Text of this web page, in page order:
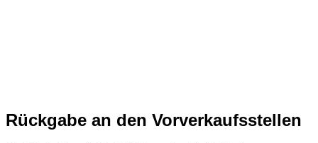
Rückgabe an den Vorverkaufsstellen